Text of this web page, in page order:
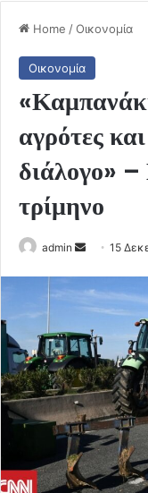
Home /Οικονομία
Οικονομία
αγρότες
διάλογο» –
τρίμηνο
admin
Send
email
15